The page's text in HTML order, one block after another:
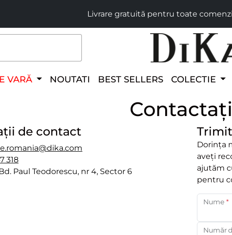
Livrare gratuită pentru toate
VARĂ NOUTATI BEST SELLERS COLECTIE
de contact
318
Paul Teodorescu, nr 4, Sector 6
Dorința
aveți
ajutăm
pentru
Nume *
Număr